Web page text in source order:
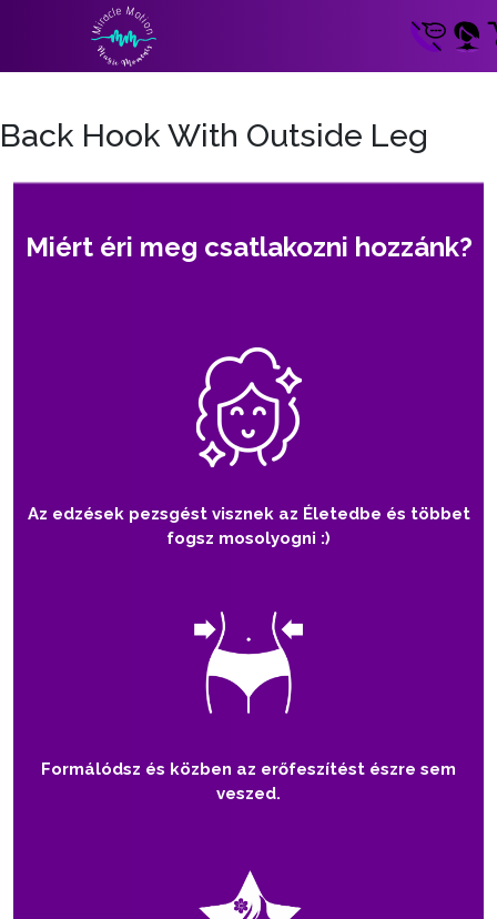
Back Hook With Outside Leg
Miért éri meg csatlakozni hozzánk?
Az edzések pezsgést visznek az Életedbe és többet
fogsz mosolyogni :)
Formálódsz és közben az erőfeszítést észre sem
veszed.